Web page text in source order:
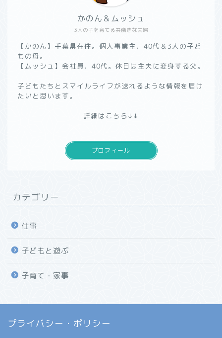
3人の子を育てる共働きな夫婦
かのん＆ムッシュ
【かのん】千葉県在住。個人事業主、40代＆3人の子ど
もの母。
【ムッシュ】会社員、40代。休日は主夫に変身する父。
子どもたちとスマイルライフが送れるような情報を届け
たいと思います。
詳細はこちら↓↓
プロフィール
カテゴリー
仕事
子どもと遊ぶ
子育て・家事
プライバシー・ポリシー